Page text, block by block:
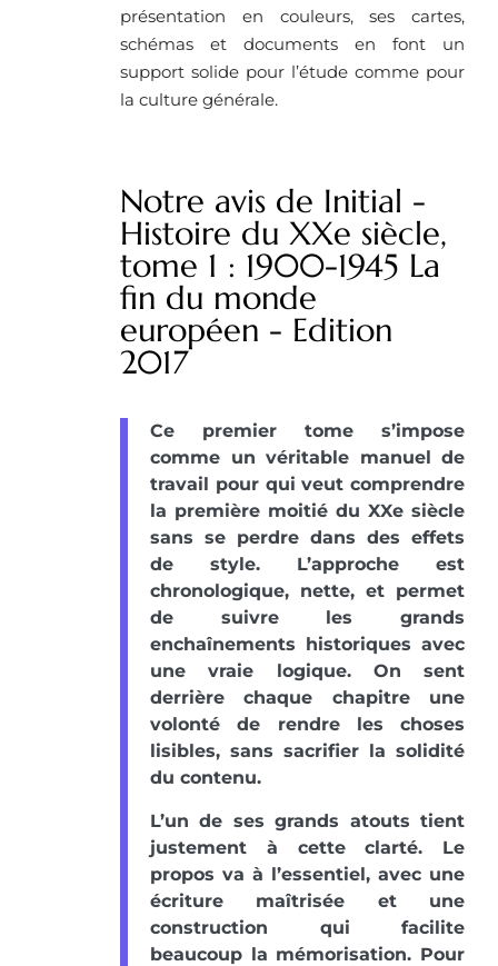
présentation en couleurs, ses cartes,
schémas et documents en font un
support solide pour l’étude comme pour
la culture générale.
Notre avis de Initial -
Histoire du XXe siècle,
tome 1 : 1900-1945 La
fin du monde
européen - Edition
2017
Ce premier tome s’impose
comme un véritable manuel de
travail pour qui veut comprendre
la première moitié du XXe siècle
sans se perdre dans des effets
de style. L’approche est
chronologique, nette, et permet
de suivre les grands
enchaînements historiques avec
une vraie logique. On sent
derrière chaque chapitre une
volonté de rendre les choses
lisibles, sans sacrifier la solidité
du contenu.
L’un de ses grands atouts tient
justement à cette clarté. Le
propos va à l’essentiel, avec une
écriture maîtrisée et une
construction qui facilite
beaucoup la mémorisation. Pour